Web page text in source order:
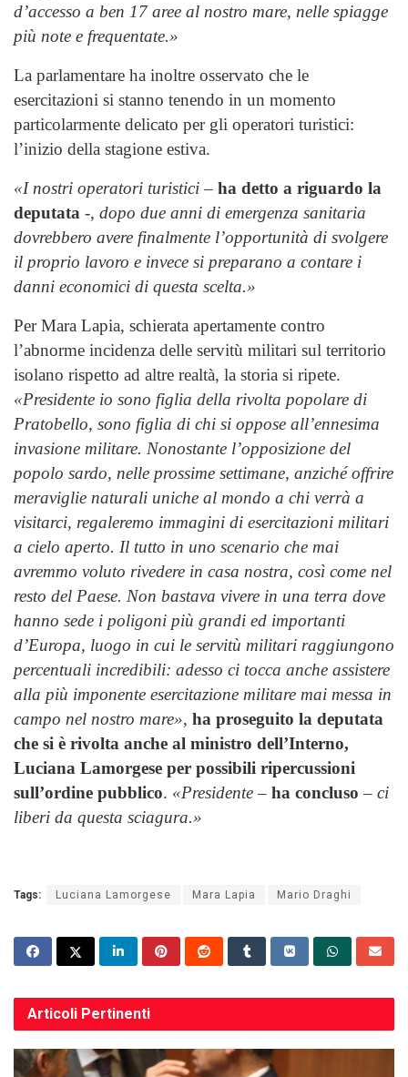
d’accesso a ben 17 aree al nostro mare, nelle spiagge
più note e frequentate.»
La parlamentare ha inoltre osservato che le
esercitazioni si stanno tenendo in un momento
particolarmente delicato per gli operatori turistici:
l’inizio della stagione estiva.
«I nostri operatori turistici– ha detto a riguardo la
deputata -, dopo due anni di emergenza sanitaria
dovrebbero avere finalmente l’opportunità di svolgere
il proprio lavoro e invece si preparano a contare i
danni economici di questa scelta.»
Per Mara Lapia, schierata apertamente contro
l’abnorme incidenza delle servitù militari sul territorio
isolano rispetto ad altre realtà, la storia si ripete.
«Presidente io sono figlia della rivolta popolare di
Pratobello, sono figlia di chi si oppose all’ennesima
invasione militare. Nonostante l’opposizione del
popolo sardo, nelle prossime settimane, anziché offrire
meraviglie naturali uniche al mondo a chi verrà a
visitarci, regaleremo immagini di esercitazioni militari
a cielo aperto. Il tutto in uno scenario che mai
avremmo voluto rivedere in casa nostra, così come nel
resto del Paese. Non bastava vivere in una terra dove
hanno sede i poligoni più grandi ed importanti
d’Europa, luogo in cui le servitù militari raggiungono
percentuali incredibili: adesso ci tocca anche assistere
alla più imponente esercitazione militare mai messa in
campo nel nostro mare», ha proseguito la deputata
che si è rivolta anche al ministro dell’Interno,
Luciana Lamorgese per possibili ripercussioni
sull’ordine pubblico. «Presidente– ha concluso – ci
liberi da questa sciagura.»
Tags: Luciana Lamorgese Mara Lapia Mario Draghi
Articoli Pertinenti